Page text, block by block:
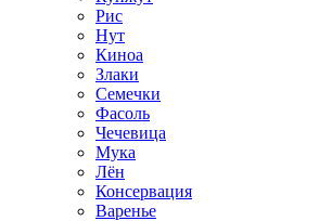
Рис
Нут
Киноа
Злаки
Семечки
Фасоль
Чечевица
Мука
Лён
Консервация
Варенье